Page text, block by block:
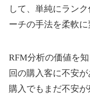
して、単純にラン
ーチの手法を柔軟に
RFM分析の価値を
回の購入客に不安
購入でもまだ不安